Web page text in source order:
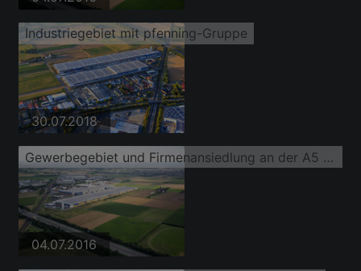
Industriegebiet mit pfenning-Gruppe
30.07.2018
Gewerbegebiet und Firmenansiedlung an der A5 be4work GmbH
04.07.2016